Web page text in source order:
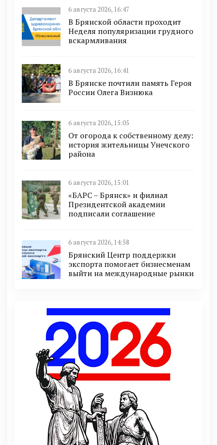
6 августа 2026, 16:47
В Брянской области проходит
Неделя популяризации грудного
вскармливания
6 августа 2026, 16:41
В Брянске почтили память Героя
России Олега Визнюка
6 августа 2026, 15:05
От огорода к собственному делу:
история жительницы Унечского
района
6 августа 2026, 15:01
«БАРС – Брянск» и филиал
Президентской академии
подписали соглашение
6 августа 2026, 14:58
Брянский Центр поддержки
экспорта помогает бизнесменам
выйти на международные рынки